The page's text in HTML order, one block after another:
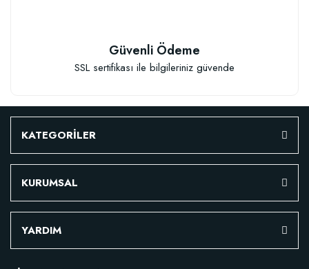
TÜKENDI
152,75 TL
Güvenli Ödeme
SSL sertifikası ile bilgileriniz güvende
KATEGORİLER
KURUMSAL
YARDIM